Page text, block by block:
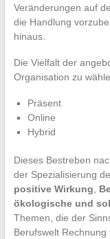
Veränderungen auf
die Handlung
hinaus.
Die Vielfalt der
Organisation zu
Präsent
Online
Hybrid
Dieses Bestreben
der Spezialisierung
positive Wirkung
ökologische und
Themen, die der
Berufswelt Rechnung